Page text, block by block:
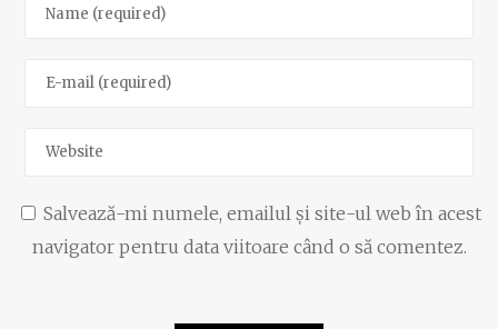
Salvează-mi numele, emailul și site-ul web în acest
navigator pentru data viitoare când o să comentez.